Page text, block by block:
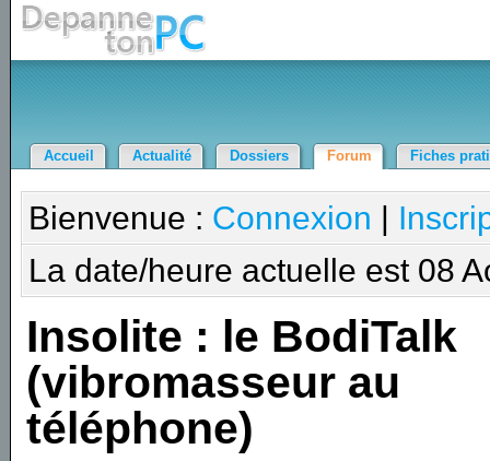
Accueil Actualité Dossiers Forum Fiches
Bienvenue : Connexion |
La date/heure actuelle est 08
Insolite : le BodiTalk
(vibromasseur au
téléphone)